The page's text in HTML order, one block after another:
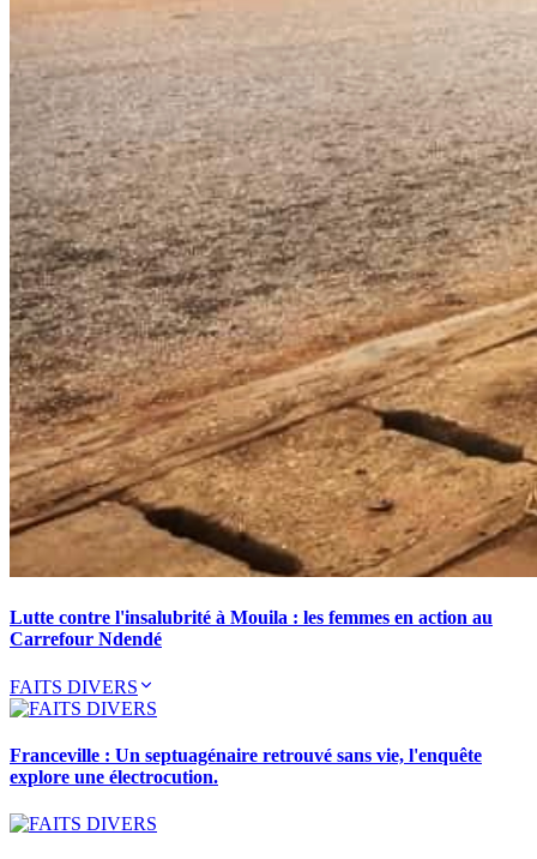
Lutte contre l'insalubrité à Mouila : les femmes en action au
Carrefour Ndendé
FAITS DIVERS
Franceville : Un septuagénaire retrouvé sans vie, l'enquête
explore une électrocution.